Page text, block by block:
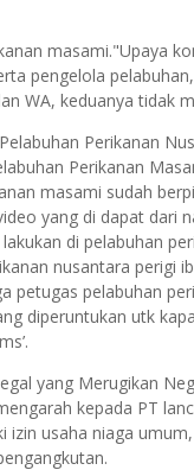
masami."Upaya
pengelola
WA, keduanya tidak
Perikanan
Perikanan
masami sudah
yang di dapat dari
di pelabuhan
nusantara perigi
petugas pelabuhan
diperuntukan utk
yang Merugikan
kepada PT
izin usaha niaga